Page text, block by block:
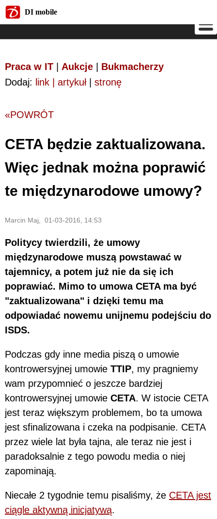
DI mobile
Praca w IT Aukcje
Bukmacherzy
Dodaj: link | artykuł| stronę
«POWRÓT
CETA będzie zaktualizowana.
Więc jednak można poprawić
te międzynarodowe umowy?
Marcin Maj, 01-03-2016, 14:53
Politycy twierdzili, że umowy
międzynarodowe muszą powstawać w
tajemnicy, a potem już nie da się ich
poprawiać. Mimo to umowa CETA ma być
"zaktualizowana" i dzięki temu ma
odpowiadać nowemu unijnemu podejściu do
ISDS.
Podczas gdy inne media piszą o umowie
kontrowersyjnej umowie TTIP, my pragniemy
wam przypomnieć o jeszcze bardziej
kontrowersyjnej umowie CETA. W istocie CETA
jest teraz większym problemem, bo ta umowa
jest sfinalizowana i czeka na podpisanie. CETA
przez wiele lat była tajna, ale teraz nie jest i
paradoksalnie z tego powodu media o niej
zapominają.
Niecałe 2 tygodnie temu pisaliśmy, że CETA jest
ciągle aktywną inicjatywą.
DI mobile